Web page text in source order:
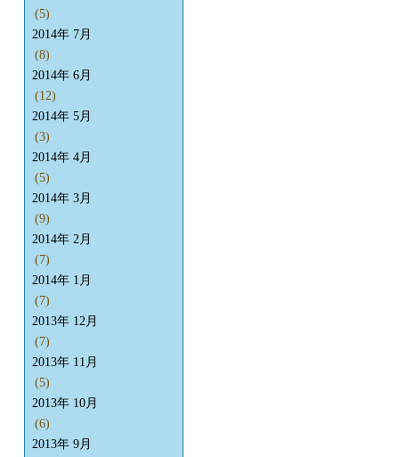
(5)
2014年 7月
(8)
2014年 6月
(12)
2014年 5月
(3)
2014年 4月
(5)
2014年 3月
(9)
2014年 2月
(7)
2014年 1月
(7)
2013年 12月
(7)
2013年 11月
(5)
2013年 10月
(6)
2013年 9月